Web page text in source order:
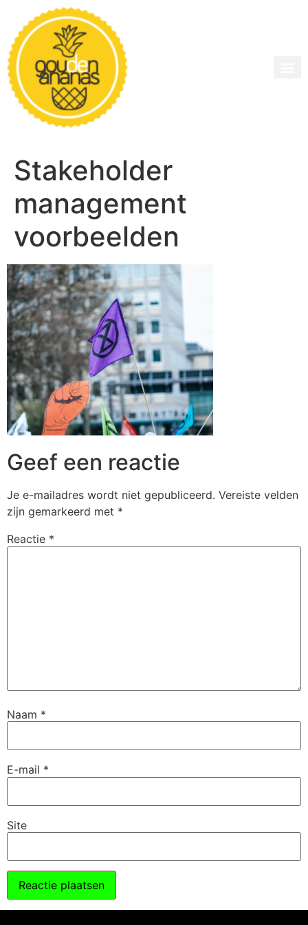
Stakeholder
management
voorbeelden
Geef een reactie
Je e-mailadres wordt niet gepubliceerd. Vereiste velden
zijn gemarkeerd met *
Reactie *
Naam *
E-mail *
Site